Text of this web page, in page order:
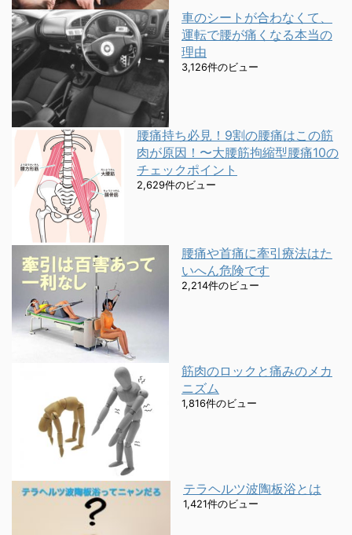
車のシートが合わなくて、
運転で腰が痛くなる本当の
理由
3,126件のビュー
腰痛持ち必見！9割の腰痛はこの筋
肉が原因！〜大腰筋拘縮型腰痛10の
チェックポイント
2,629件のビュー
腰痛や首痛に牽引療法はた
いへん危険です
2,214件のビュー
筋肉のロックと痛みのメカ
ニズム
1,816件のビュー
テラヘルツ波陶板浴とは
1,421件のビュー